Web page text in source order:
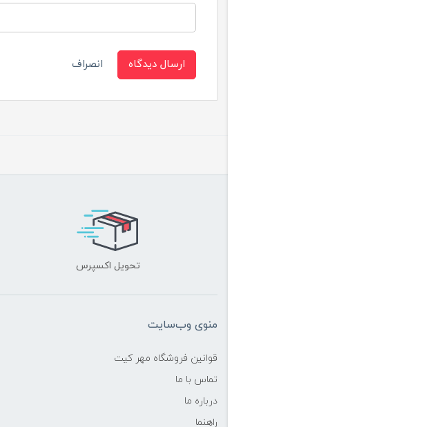
ارسال دیدگاه انصراف
تحویل اکسپرس
منوی وب‌سایت
قوانین فروشگاه مهر کیت
تماس با ما
درباره ما
راهنما